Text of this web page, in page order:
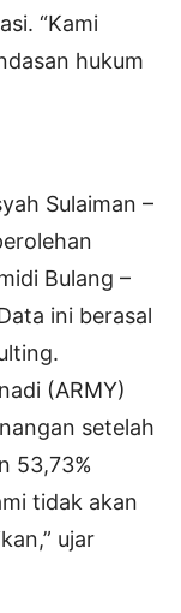
“Kami
hukum
Sulaiman –
Bulang –
ini berasal
(ARMY)
setelah
53,73%
tidak akan
ujar